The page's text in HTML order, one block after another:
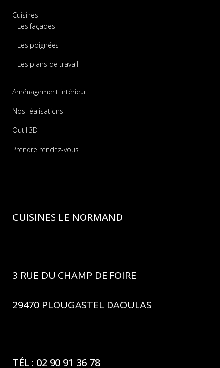
Cuisines
Les façades
Les poignées
Les plans de travail
Aménagement intérieur
Nos réalisations
Outil 3D
Prendre rendez-vous
CUISINES LE NORMAND
3 RUE DU CHAMP DE FOIRE
29470 PLOUGASTEL DAOULAS
TÉL : 02 90 91 36 78